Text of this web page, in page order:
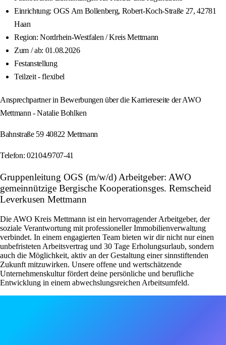
Einrichtung: OGS Am Bollenberg, Robert-Koch-Straße 27, 42781
Haan
Region: Nordrhein-Westfalen / Kreis Mettmann
Zum / ab: 01.08.2026
Festanstellung
Teilzeit - flexibel
Ansprechpartner in Bewerbungen über die Karriereseite der AWO
Mettmann - Natalie Bohlken
Bahnstraße 59 40822 Mettmann
Telefon: 02104/9707-41
Gruppenleitung OGS (m/w/d) Arbeitgeber: AWO
gemeinnützige Bergische Kooperationsges. Remscheid
Leverkusen Mettmann
Die AWO Kreis Mettmann ist ein hervorragender Arbeitgeber, der
soziale Verantwortung mit professioneller Immobilienverwaltung
verbindet. In einem engagierten Team bieten wir dir nicht nur einen
unbefristeten Arbeitsvertrag und 30 Tage Erholungsurlaub, sondern
auch die Möglichkeit, aktiv an der Gestaltung einer sinnstiftenden
Zukunft mitzuwirken. Unsere offene und wertschätzende
Unternehmenskultur fördert deine persönliche und berufliche
Entwicklung in einem abwechslungsreichen Arbeitsumfeld.